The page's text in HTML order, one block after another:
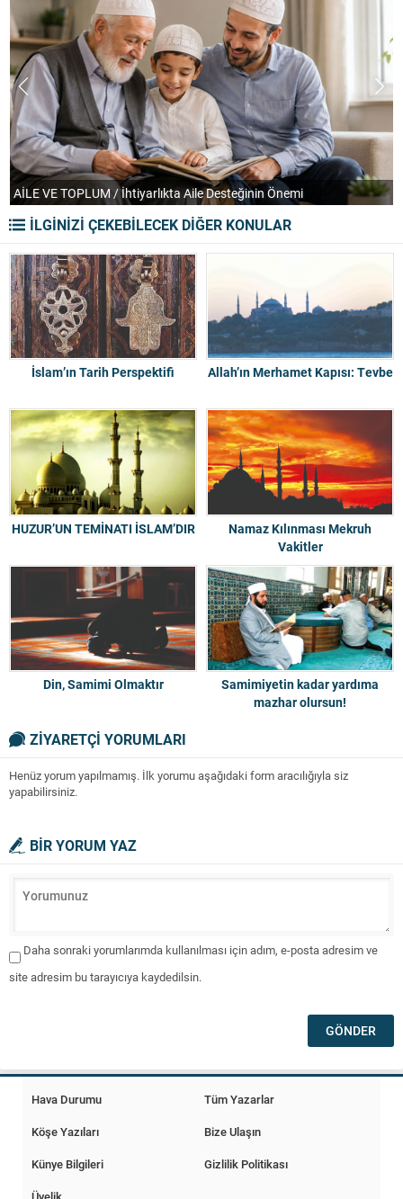
AİLE VE TOPLUM / İhtiyarlıkta Aile Desteğinin Önemi
İLGİNİZİ ÇEKEBİLECEK DİĞER KONULAR
İslam’ın Tarih Perspektifi Allah’ın Merhamet Kapısı: Tevbe
HUZUR’UN TEMİNATI İSLAM’DIR
Namaz Kılınması Mekruh
Vakitler
Din, Samimi Olmaktır
Samimiyetin kadar yardıma
mazhar olursun!
ZİYARETÇİ YORUMLARI
Henüz yorum yapılmamış. İlk yorumu aşağıdaki form aracılığıyla siz
yapabilirsiniz.
BİR YORUM YAZ
Daha sonraki yorumlarımda kullanılması için adım, e-posta adresim ve
site adresim bu tarayıcıya kaydedilsin.
Hava Durumu
Tüm Yazarlar
Köşe Yazıları
Bize Ulaşın
Künye Bilgileri
Gizlilik Politikası